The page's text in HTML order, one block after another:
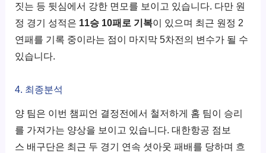
짓는 등 뒷심에서 강한 면모를 보이고 있습니다. 다만 원
정 경기 성적은 11승 10패로 기복이 있으며 최근 원정 2
연패를 기록 중이라는 점이 마지막 5차전의 변수가 될 수
있습니다.
4. 최종분석
양 팀은 이번 챔피언 결정전에서 철저하게 홈 팀이 승리
를 가져가는 양상을 보이고 있습니다. 대한항공 점보
스 배구단은 최근 두 경기 연속 셧아웃 패배를 당하며 흐